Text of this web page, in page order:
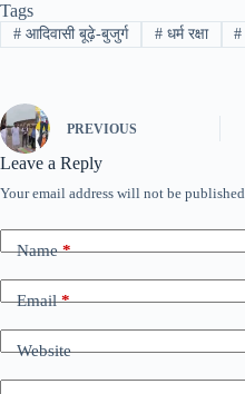
Tags
#आदिवासी बूढ़े-बुजुर्ग #धर्म रक्षा #
PREVIOUS
Leave a Reply
Your email address will not be published.
Name*
Email*
Website